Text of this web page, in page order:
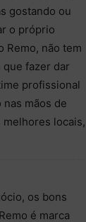
gostando ou
o próprio
Remo, não tem
que fazer dar
profissional
mãos de
locais,
os bons
é marca